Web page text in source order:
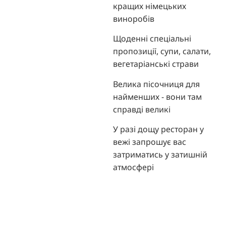
кращих німецьких
виноробів
Щоденні спеціальні
пропозиції, супи, салати,
вегетаріанські страви
Велика пісочниця для
найменших - вони там
справді великі
У разі дощу ресторан у
вежі запрошує вас
затриматись у затишній
атмосфері